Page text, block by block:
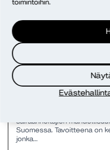
toimintoihin.
laillistamisväylää
https://www.diak.fi/
maiden-ulkopuolelta-
tyollistymiseen-
laillistamisvaylan
Ajankohtaista Uutinen 20
kehittämässä
Metropolia
sairaanhoitajien
Suomessa. Tavoitteena on
jonka...